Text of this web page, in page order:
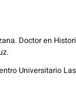
Doctor en
Universitario